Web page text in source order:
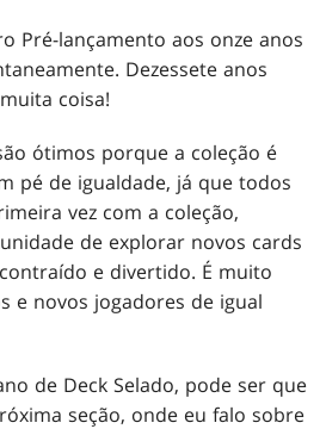
Pré-lançamento aos onze anos
Dezessete anos
coisa!
ótimos porque a coleção é
pé de igualdade, já que todos
vez com a coleção,
de explorar novos cards
e divertido. É muito
e novos jogadores de igual
de Deck Selado, pode ser que
seção, onde eu falo sobre